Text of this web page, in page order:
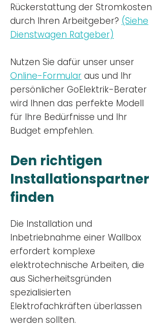
Rückerstattung der Stromkosten
durch Ihren Arbeitgeber? (Siehe
Dienstwagen Ratgeber)
Nutzen Sie dafür unser unser
Online-Formular aus und Ihr
persönlicher GoElektrik-Berater
wird Ihnen das perfekte Modell
für Ihre Bedürfnisse und Ihr
Budget empfehlen.
Den richtigen
Installationspartner
finden
Die Installation und
Inbetriebnahme einer Wallbox
erfordert komplexe
elektrotechnische Arbeiten, die
aus Sicherheitsgründen
spezialisierten
Elektrofachkräften überlassen
werden sollten.